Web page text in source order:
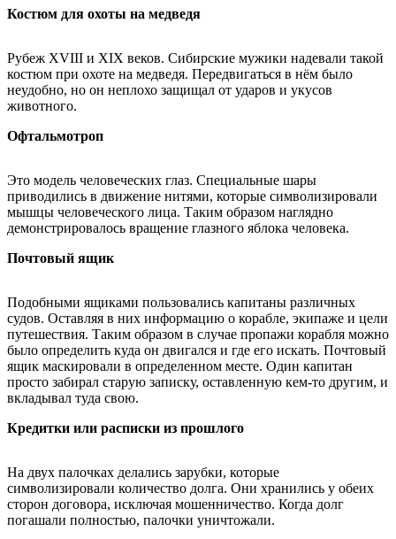
Костюм для охоты на медведя
Рубеж XVIII и XIX веков. Сибирские мужики надевали такой
костюм при охоте на медведя. Передвигаться в нём было
неудобно, но он неплохо защищал от ударов и укусов
животного.
Офтальмотроп
Это модель человеческих глаз. Специальные шары
приводились в движение нитями, которые символизировали
мышцы человеческого лица. Таким образом наглядно
демонстрировалось вращение глазного яблока человека.
Почтовый ящик
Подобными ящиками пользовались капитаны различных
судов. Оставляя в них информацию о корабле, экипаже и цели
путешествия. Таким образом в случае пропажи корабля можно
было определить куда он двигался и где его искать. Почтовый
ящик маскировали в определенном месте. Один капитан
просто забирал старую записку, оставленную кем-то другим, и
вкладывал туда свою.
Кредитки или расписки из прошлого
На двух палочках делались зарубки, которые
символизировали количество долга. Они хранились у обеих
сторон договора, исключая мошенничество. Когда долг
погашали полностью, палочки уничтожали.